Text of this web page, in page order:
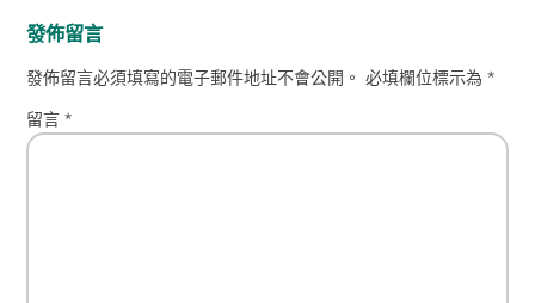
發佈留言
發佈留言必須填寫的電子郵件地址不會公開。 必填欄位標示為*
留言*